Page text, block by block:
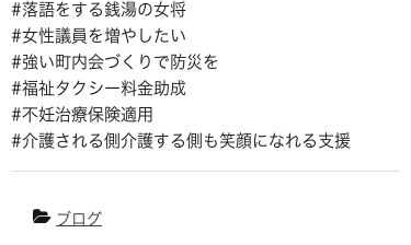
#落語をする銭湯の女将
#女性議員を増やしたい
#強い町内会づくりで防災を
#福祉タクシー料金助成
#不妊治療保険適用
#介護される側介護する側も笑顔になれる支援
ブログ